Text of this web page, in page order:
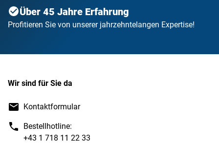
Über 45 Jahre Erfahrung
Profitieren Sie von unserer jahrzehntelangen Expertise!
Wir sind für Sie da
Kontaktformular
Bestellhotline:
+43 1 718 11 22 33